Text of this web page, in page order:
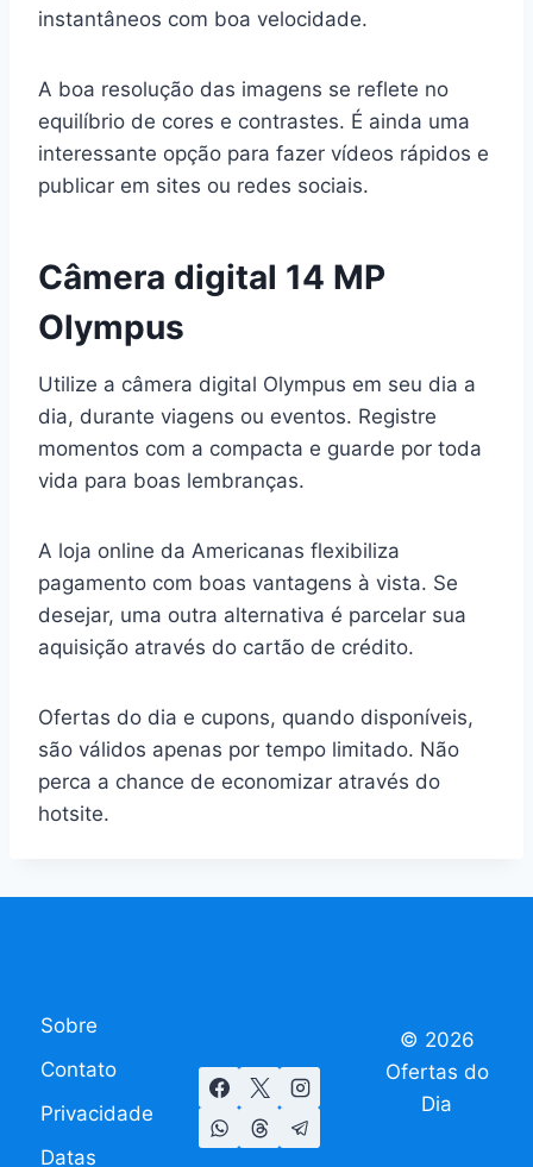
instantâneos com boa velocidade.
A boa resolução das imagens se reflete no
equilíbrio de cores e contrastes. É ainda uma
interessante opção para fazer vídeos rápidos e
publicar em sites ou redes sociais.
Câmera digital 14 MP
Olympus
Utilize a câmera digital Olympus em seu dia a
dia, durante viagens ou eventos. Registre
momentos com a compacta e guarde por toda
vida para boas lembranças.
A loja online da Americanas flexibiliza
pagamento com boas vantagens à vista. Se
desejar, uma outra alternativa é parcelar sua
aquisição através do cartão de crédito.
Ofertas do dia e cupons, quando disponíveis,
são válidos apenas por tempo limitado. Não
perca a chance de economizar através do
hotsite.
Sobre
Contato
Privacidade
Datas
© 2026
Ofertas do
Dia